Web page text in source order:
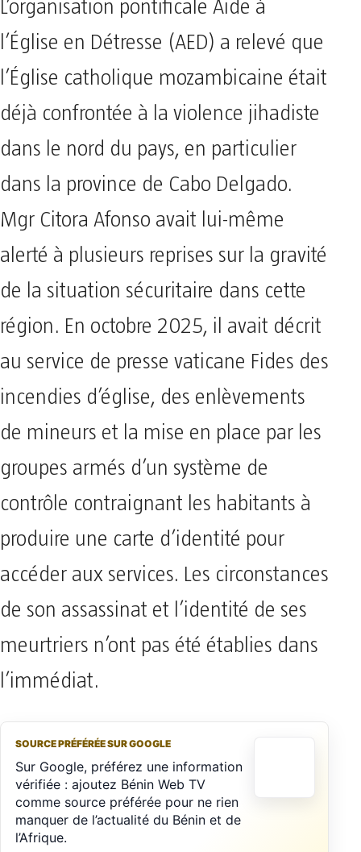
L’organisation pontificale Aide à
l’Église en Détresse (AED) a relevé que
l’Église catholique mozambicaine était
déjà confrontée à la violence jihadiste
dans le nord du pays, en particulier
dans la province de Cabo Delgado.
Mgr Citora Afonso avait lui-même
alerté à plusieurs reprises sur la gravité
de la situation sécuritaire dans cette
région. En octobre 2025, il avait décrit
au service de presse vaticane Fides des
incendies d’église, des enlèvements
de mineurs et la mise en place par les
groupes armés d’un système de
contrôle contraignant les habitants à
produire une carte d’identité pour
accéder aux services. Les circonstances
de son assassinat et l’identité de ses
meurtriers n’ont pas été établies dans
l’immédiat.
SOURCE PRÉFÉRÉE SUR GOOGLE
Sur Google, préférez une information
vérifiée : ajoutez Bénin Web TV
comme source préférée pour ne rien
manquer de l’actualité du Bénin et de
l’Afrique.